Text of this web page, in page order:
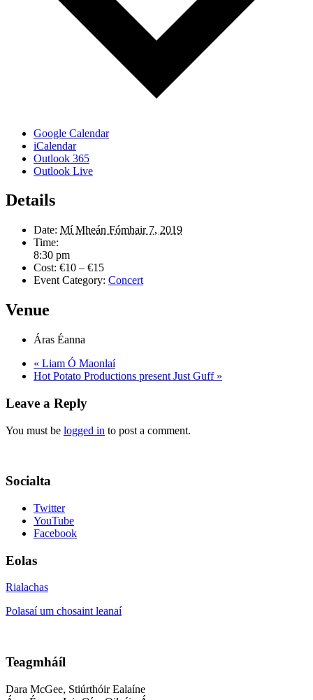
Google Calendar
iCalendar
Outlook 365
Outlook Live
Details
Date: Mí Mheán Fómhair 7, 2019
Time:
8:30 pm
Cost: €10 – €15
Event Category: Concert
Venue
Áras Éanna
« Liam Ó Maonlaí
Hot Potato Productions present Just Guff »
Leave a Reply
You must be logged in to post a comment.
Socialta
Twitter
YouTube
Facebook
Eolas
Rialachas
Polasaí um chosaint leanaí
Teagmháíl
Dara McGee, Stiúrthóir Ealaíne